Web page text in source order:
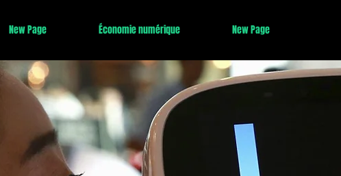
New Page Économie numérique New Page